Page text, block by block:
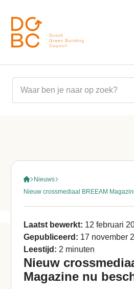
Nieuws
Nieuw crossmediaal BREEAM
Laatst bewerkt: 12 februari
Gepubliceerd: 17 november
Leestijd: 2 minuten
Nieuw
Magazine nu